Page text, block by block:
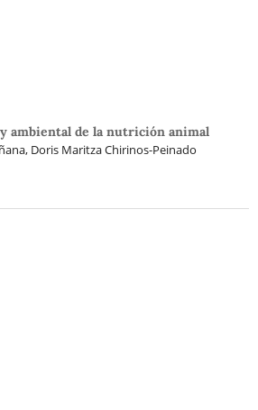
ambiental de la nutrición animal
Doris Maritza Chirinos-Peinado